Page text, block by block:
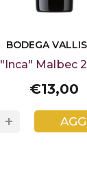
BODEGA
"Inca" Malbec
€13,00
+